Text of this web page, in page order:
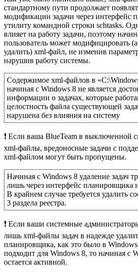
стандартному пути продолжает
модификации задачи через интерфейс
утилиту командной строки schtasks.
влияет на работу задачи, поэтому
пользователь может модифицировать
удалить) xml-файл, не изменив
нарушив работу системы.
Содержимое xml-файлов в
начиная с Windows 8 не является
информации о задачах, которые
целостность файла существующей
нарушена без влияния на систему
❗ Если ваша BlueTeam в выключенной
xml-файлы, вредоносные задачи с
xml-файлом могут быть пропущены.
Начиная с Windows 8 удаление задач
лишь через интерфейс планировщика
В крайнем случае требуется удалить
3 раздела реестра.
❗ Если ваши системные
лишь xml-файлы задач в надежде
планировщика, как это было в
подходит для Windows 8, то начиная с
остается активной.